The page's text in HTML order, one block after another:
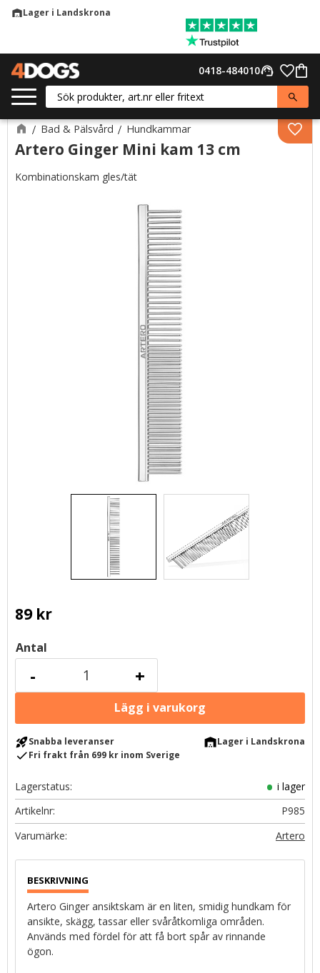
warehouseLager i Landskrona
support_agent
0418-484010
Bad & Pälsvård Hundkammar
Artero Ginger Mini kam 13 cm
Kombinationskam gles/tät
89kr
Antal
+
-
rocket_launchSnabba leveranser warehouseLager i Landskrona
checkFri frakt från 699 kr inom Sverige
Lagerstatus
i lager
Artikelnr
P985
Artero
Artero Ginger ansiktskam är en liten, smidig hundkam för
ansikte, skägg, tassar eller svåråtkomliga områden.
Används med fördel för att få bort spår av rinnande
ögon.